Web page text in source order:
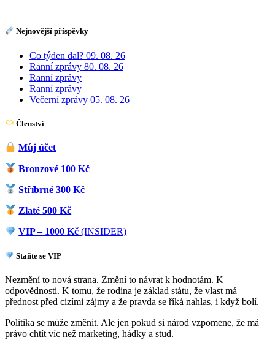
Nejnovější příspěvky
Co týden dal? 09. 08. 26
Ranní zprávy 80. 08. 26
Ranní zprávy
Ranní zprávy
Večerní zprávy 05. 08. 26
Členství
Můj účet
Bronzové 100 Kč
Stříbrné 300 Kč
Zlaté 500 Kč
VIP – 1000 Kč (INSIDER)
Staňte se VIP
Nezmění to nová strana. Změní to návrat k hodnotám. K
odpovědnosti. K tomu, že rodina je základ státu, že vlast má
přednost před cizími zájmy a že pravda se říká nahlas, i když bolí.
Politika se může změnit. Ale jen pokud si národ vzpomene, že má
právo chtít víc než marketing, hádky a stud.